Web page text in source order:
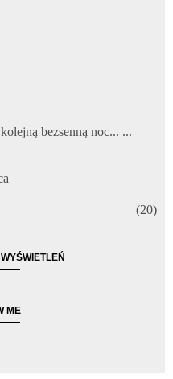
bezsenną noc... ...
(20)
ME